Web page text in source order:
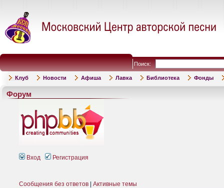
Поиск:
Клуб Новости Афиша Лавка Библиотека Фонды
Форум
Вход Регистрация
Сообщения без ответов Активные темы